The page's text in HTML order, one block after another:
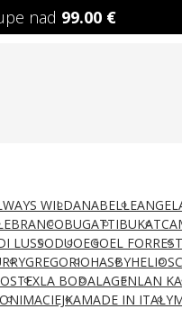
WILDANABELLE
BRANCOBUGATTIBUKAT
LUSSODUOEGOEL FORREST
GREGORIOHASBYHELIOS
LA BODALAGENLAN
MACIEJKAMADE IN ITALY
nad 99.00 €